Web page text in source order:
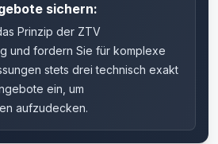
sichern:
Prinzip der ZTV
und fordern Sie für komplexe
stets drei technisch exakt
ein, um
aufzudecken.